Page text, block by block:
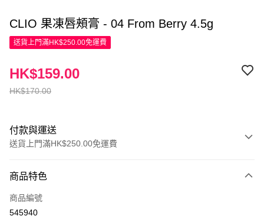
CLIO 果凍唇頰膏 - 04 From Berry 4.5g
送貨上門滿HK$250.00免運費
HK$170.00
HK$159.00
付款與運送
送貨上門滿HK$250.00免運費
信用卡
Apple Pay
商品特色
商品編號
545940